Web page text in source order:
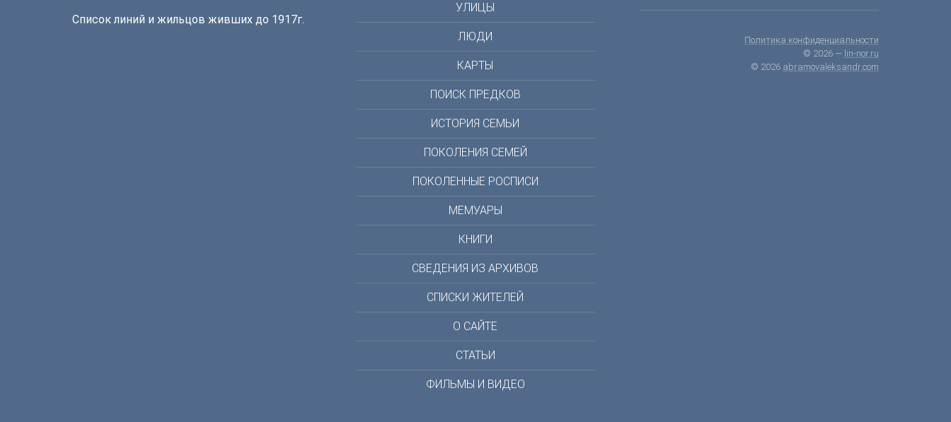
Список линий и жильцов живших до 1917г.
УЛИЦЫ
ЛЮДИ
КАРТЫ
ПОИСК ПРЕДКОВ
ИСТОРИЯ СЕМЬИ
ПОКОЛЕНИЯ СЕМЕЙ
ПОКОЛЕННЫЕ РОСПИСИ
МЕМУАРЫ
КНИГИ
СВЕДЕНИЯ ИЗ АРХИВОВ
СПИСКИ ЖИТЕЛЕЙ
О САЙТЕ
СТАТЬИ
ФИЛЬМЫ И ВИДЕО
Политика конфиденциальности
© 2026 — lin-nor.ru
© 2026 abramovaleksandr.com